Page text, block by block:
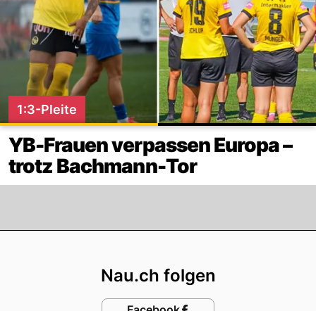
1:3-Pleite
YB-Frauen verpassen Europa –
trotz Bachmann-Tor
Nau.ch folgen